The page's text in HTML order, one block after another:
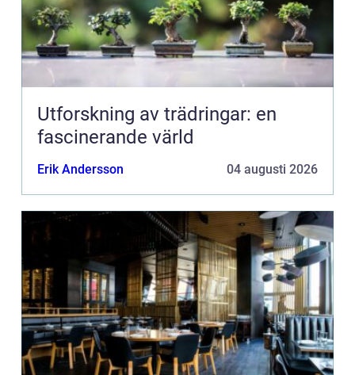
Utforskning av trädringar: en
fascinerande värld
Erik Andersson 04 augusti 2026